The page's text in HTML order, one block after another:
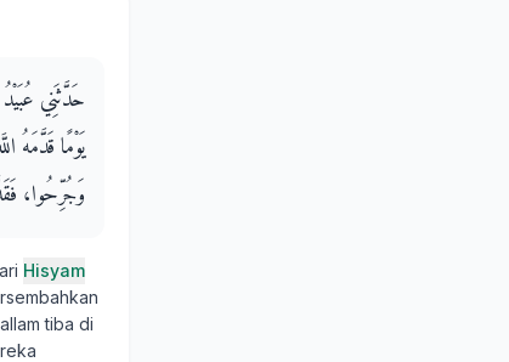
حَدَّثَنِي
يَوْمًا قَدَّمَهُ
وَجُرِّحُوا،
Hisyam
tiba di